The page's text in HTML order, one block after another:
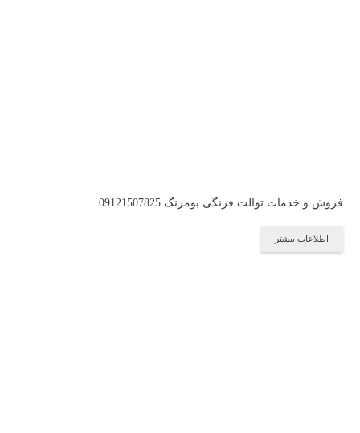
فروش و خدمات توالت فرنگی بومرنگ 09121507825
اطلاعات بیشتر